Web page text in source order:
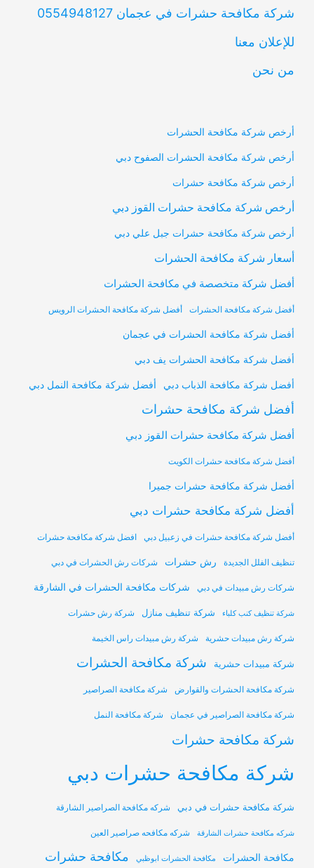
شركة مكافحة حشرات في عجمان 0554948127
للإعلان معنا
من نحن
أرخص شركة مكافحة الحشرات
أرخص شركة مكافحة الحشرات الصفوح دبي
أرخص شركة مكافحة حشرات
أرخص شركة مكافحة حشرات القوز دبي
أرخص شركة مكافحة حشرات جبل علي دبي
أسعار شركة مكافحة الحشرات
أفضل شركة متخصصة في مكافحة الحشرات
أفضل شركة مكافحة الحشرات أفضل شركة مكافحة الحشرات الرويس
أفضل شركة مكافحة الحشرات في عجمان
أفضل شركة مكافحة الحشرات يف دبي
أفضل شركة مكافحة الذباب دبي أفضل شركة مكافحة النمل دبي
أفضل شركة مكافحة حشرات
أفضل شركة مكافحة حشرات القوز دبي
أفضل شركة مكافحة حشرات الكويت
أفضل شركة مكافحة حشرات جميرا
أفضل شركة مكافحة حشرات دبي
أفضل شركة مكافحة حشرات في زعبيل دبي افضل شركة مكافحة حشرات
تنظيف الفلل الجديدة رش حشرات شركات رش الحشرات في دبي
شركات رش مبيدات في دبي شركات مكافحة الحشرات في الشارقة
شركة تنظيف كنب كلباء شركة تنظيف منازل شركة رش حشرات
شركة رش مبيدات حشرية شركة رش مبيدات راس الخيمة
شركة مبيدات حشرية شركة مكافحة الحشرات
شركة مكافحة الحشرات والقوارض شركة مكافحة الصراصير
شركة مكافحة الصراصير في عجمان شركة مكافحة النمل
شركة مكافحة حشرات
شركة مكافحة حشرات دبي
شركة مكافحة حشرات في دبي شركه مكافحة الصراصير الشارقة
شركه مكافحة حشرات الشارقة شركه مكافحه صراصير العين
مكافحة الحشرات مكافحة الحشرات ابوظبي مكافحة حشرات